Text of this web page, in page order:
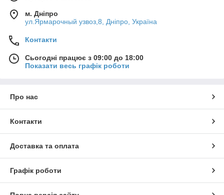
м. Дніпро
ул.Ярмарочный узвоз,8, Дніпро, Україна
Контакти
Сьогодні працює з 09:00 до 18:00
Показати весь графік роботи
Про нас
Контакти
Доставка та оплата
Графік роботи